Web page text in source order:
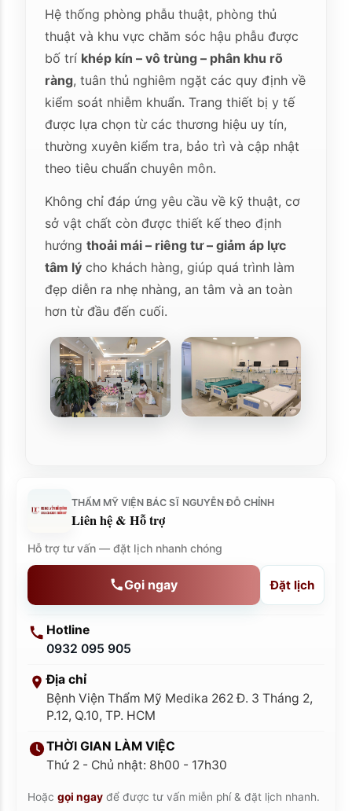
Hệ thống phòng phẫu thuật, phòng thủ
thuật và khu vực chăm sóc hậu phẫu được
bố trí khép kín – vô trùng – phân khu rõ
ràng, tuân thủ nghiêm ngặt các quy định về
kiểm soát nhiễm khuẩn. Trang thiết bị y tế
được lựa chọn từ các thương hiệu uy tín,
thường xuyên kiểm tra, bảo trì và cập nhật
theo tiêu chuẩn chuyên môn.
Không chỉ đáp ứng yêu cầu về kỹ thuật, cơ
sở vật chất còn được thiết kế theo định
hướngthoải mái – riêng tư – giảm áp lực
tâm lý cho khách hàng, giúp quá trình làm
đẹp diễn ra nhẹ nhàng, an tâm và an toàn
hơn từ đầu đến cuối.
THẨM MỸ VIỆN BÁC SĨ NGUYỄN ĐỖ CHỈNH
Liên hệ & Hỗ trợ
Hỗ trợ tư vấn — đặt lịch nhanh chóng
Gọi ngay Đặt lịch
Hotline
0932 095 905
Địa chỉ
Bệnh Viện Thẩm Mỹ Medika 262 Đ. 3 Tháng 2,
P.12, Q.10, TP. HCM
THỜI GIAN LÀM VIỆC
Thứ 2 - Chủ nhật: 8h00 - 17h30
Hoặc gọi ngay để được tư vấn miễn phí & đặt lịch nhanh.